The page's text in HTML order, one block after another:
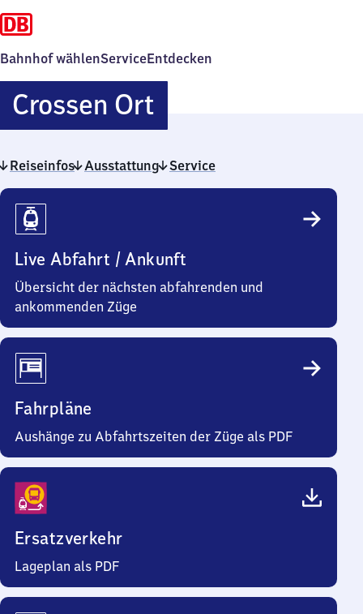
Bahnhof wählenServiceEntdecken
Crossen OrtCrossen
Ort
Reiseinfos Ausstattung Service
Reiseinfos
Live Abfahrt / Ankunft
Übersicht der nächsten abfahrenden und
ankommenden Züge
Fahrpläne
Aushänge zu Abfahrtszeiten der Züge als PDF
Ersatzverkehr
Lageplan als PDF